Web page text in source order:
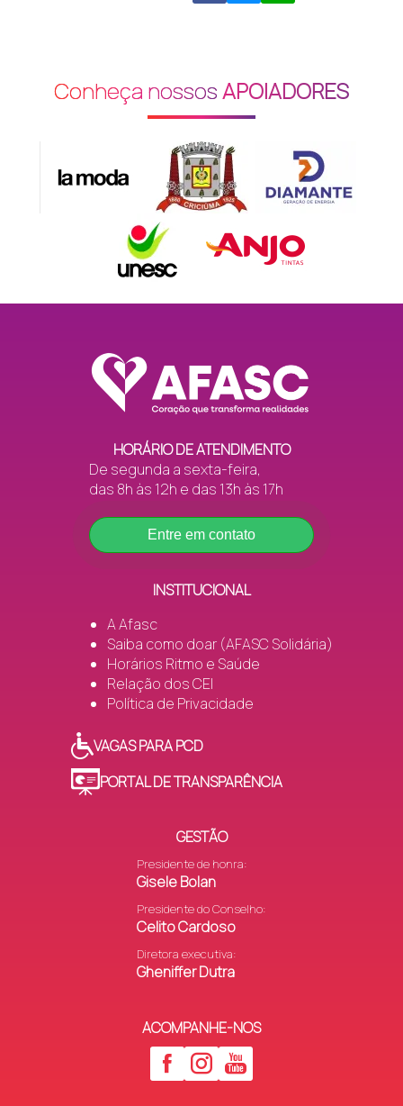
Conheça nossosAPOIADORES
HORÁRIO DE ATENDIMENTO
De segunda a sexta-feira,
das 8h às 12h e das 13h às 17h
Entre em contato
INSTITUCIONAL
A Afasc
Saiba como doar (AFASC Solidária)
Horários Ritmo e Saúde
Relação dos CEI
Política de Privacidade
VAGAS PARA PCD
PORTAL DE TRANSPARÊNCIA
GESTÃO
Presidente de honra:
Gisele Bolan
Presidente do Conselho:
Celito Cardoso
Diretora executiva:
Gheniffer Dutra
ACOMPANHE-NOS